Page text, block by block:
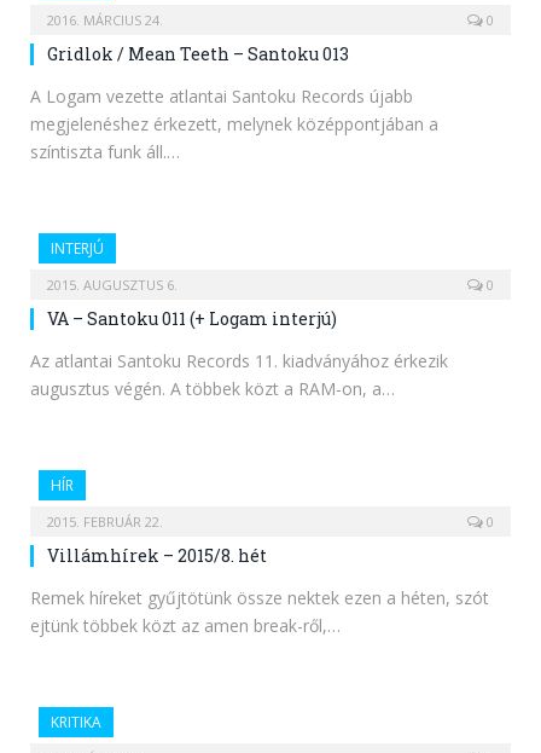
2016. MÁRCIUS 24. 0
Gridlok / Mean Teeth – Santoku 013
A Logam vezette atlantai Santoku Records újabb
megjelenéshez érkezett, melynek középpontjában a
színtiszta funk áll.…
INTERJÚ
2015. AUGUSZTUS 6. 0
VA – Santoku 011 (+ Logam interjú)
Az atlantai Santoku Records 11. kiadványához érkezik
augusztus végén. A többek közt a RAM-on, a…
HÍR
2015. FEBRUÁR 22. 0
Villámhírek – 2015/8. hét
Remek híreket gyűjtötünk össze nektek ezen a héten, szót
ejtünk többek közt az amen break-ről,…
KRITIKA